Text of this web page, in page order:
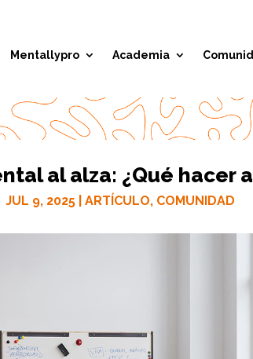
Mentallypro Academia
al alza: ¿Qué hacer
JUL 9, 2025 ARTÍCULO, COMUNIDAD